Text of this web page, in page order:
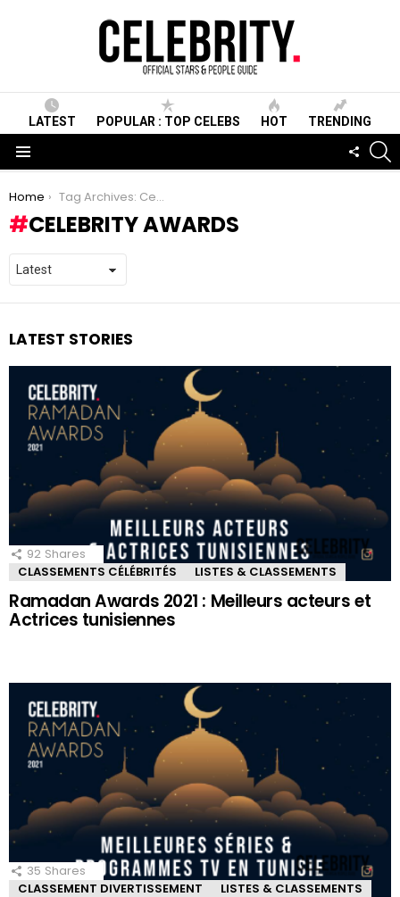
LATEST POPULAR : TOP CELEBS HOT TRENDING
You are here:
Home Tag Archives: Celebrity Awards
CELEBRITY AWARDS
LATEST STORIES
92 Shares
CLASSEMENTS CÉLÉBRITÉS
LISTES & CLASSEMENTS
Ramadan Awards 2021 : Meilleurs acteurs et
Actrices tunisiennes
35 Shares
CLASSEMENT DIVERTISSEMENT
LISTES & CLASSEMENTS